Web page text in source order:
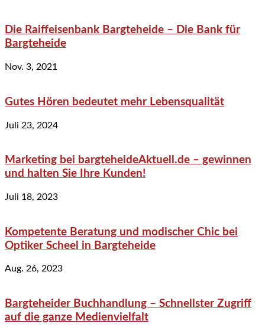
Die Raiffeisenbank Bargteheide – Die Bank für
Bargteheide
Nov. 3, 2021
Gutes Hören bedeutet mehr Lebensqualität
Juli 23, 2024
Marketing bei bargteheideAktuell.de – gewinnen
und halten Sie Ihre Kunden!
Juli 18, 2023
Kompetente Beratung und modischer Chic bei
Optiker Scheel in Bargteheide
Aug. 26, 2023
Bargteheider Buchhandlung – Schnellster Zugriff
auf die ganze Medienvielfalt